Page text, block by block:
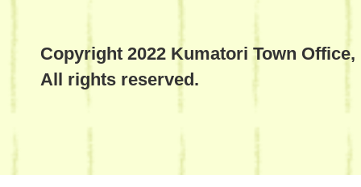
Copyright 2022 Kumatori Town Office,
All rights reserved.